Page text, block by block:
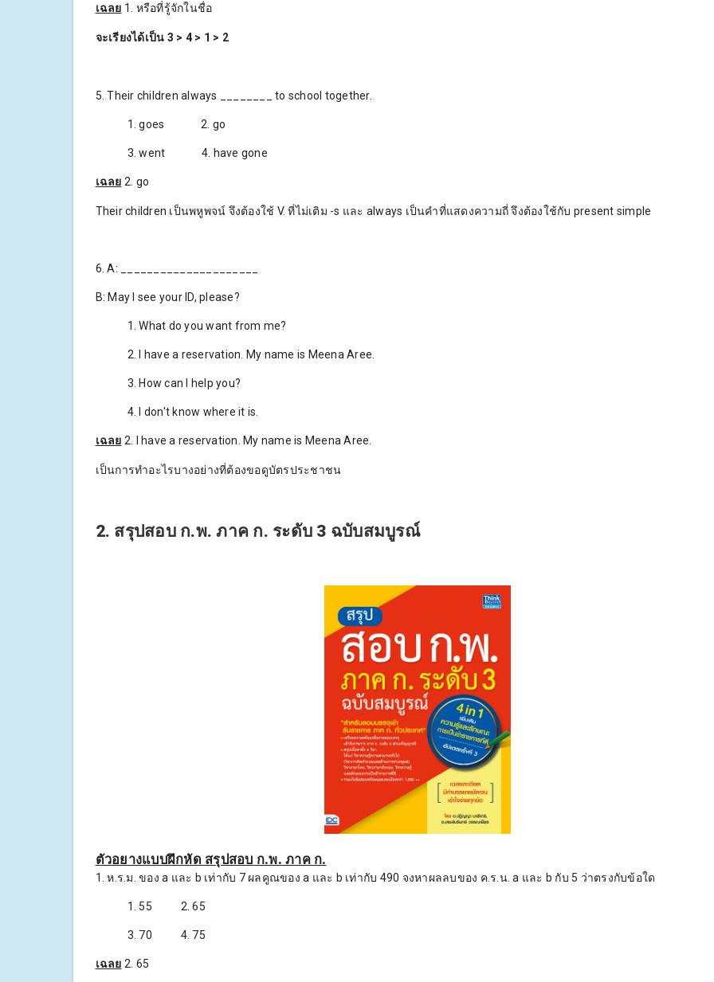
เฉลย 1. หรือที่รู้จักในชื่อ
จะเรียงได้เป็น 3 > 4 > 1 > 2
5. Their children always ________ to school together.
1. goes 2. go
3. went 4. have gone
เฉลย 2. go
Their children เป็นพหูพจน์ จึงต้องใช้ V. ที่ไม่เติม -s และ always เป็นคำที่แสดงความถี่ จึงต้องใช้กับ present simple
6. A: _____________________
B: May I see your ID, please?
1. What do you want from me?
2. I have a reservation. My name is Meena Aree.
3. How can I help you?
4. I don't know where it is.
เฉลย 2. I have a reservation. My name is Meena Aree.
เป็นการทำอะไรบางอย่างที่ต้องขอดูบัตรประชาชน
2. สรุปสอบ ก.พ. ภาค ก. ระดับ 3 ฉบับสมบูรณ์
ตัวอยางแบบฝึกหัด สรุปสอบ ก.พ. ภาค ก.
1. ห.ร.ม. ของ a และ b เท่ากับ 7 ผลคูณของ a และ b เท่ากับ 490 จงหาผลลบของ ค.ร.น. a และ b กับ 5 ว่าตรงกับข้อใด
1. 55 2. 65
3. 70 4. 75
เฉลย 2. 65